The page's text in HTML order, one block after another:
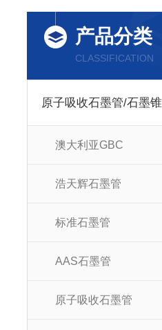
产品分类
CLASSIFICATION
原子吸收石墨管/石墨锥
澳大利亚GBC
浩天辉石墨管
标准石墨管
AAS石墨管
原子吸收石墨管